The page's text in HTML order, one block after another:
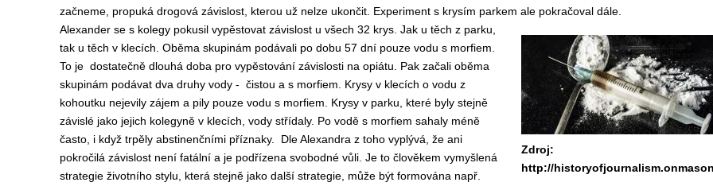
začneme, propuká drogová závislost, kterou už nelze ukončit. Experiment s krysím parkem ale pokračoval dále.
Zdroj:
http://
Alexander se s kolegy pokusil vypěstovat závislost u všech 32 krys. Jak u těch z parku,
tak u těch v klecích. Oběma skupinám podávali po dobu 57 dní pouze vodu s morfiem.
To je dostatečně dlouhá doba pro vypěstování závislosti na opiátu. Pak začali oběma
skupinám podávat dva druhy vody - čistou a s morfiem. Krysy v klecích o vodu z
kohoutku nejevily zájem a pily pouze vodu s morfiem. Krysy v parku, které byly stejně
závislé jako jejich kolegyně v klecích, vody střídaly. Po vodě s morfiem sahaly méně
často, i když trpěly abstinenčními příznaky. Dle Alexandra z toho vyplývá, že ani
pokročilá závislost není fatální a je podřízena svobodné vůli. Je to člověkem vymyšlená
strategie životního stylu, která stejně jako další strategie, může být formována např.